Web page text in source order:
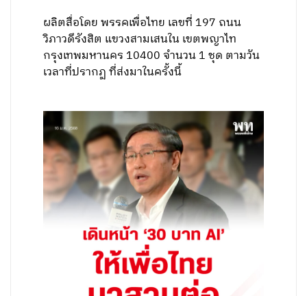
ผลิตสื่อโดย พรรคเพื่อไทย เลขที่ 197 ถนน
วิภาวดีรังสิต แขวงสามเสนใน เขตพญาไท
กรุงเทพมหานคร 10400 จำนวน 1 ชุด ตามวัน
เวลาที่ปรากฏ ที่ส่งมาในครั้งนี้